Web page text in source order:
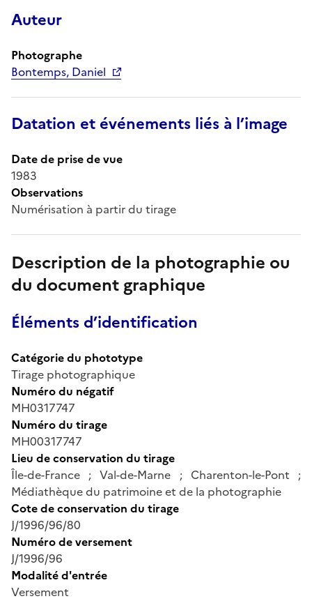
Auteur
Photographe
Bontemps, Daniel
Datation et événements liés à l’image
Date de prise de vue
1983
Observations
Numérisation à partir du tirage
Description de la photographie ou
du document graphique
Éléments d’identification
Catégorie du phototype
Tirage photographique
Numéro du négatif
MH0317747
Numéro du tirage
MH00317747
Lieu de conservation du tirage
Île-de-France ; Val-de-Marne ; Charenton-le-Pont ;
Médiathèque du patrimoine et de la photographie
Cote de conservation du tirage
J/1996/96/80
Numéro de versement
J/1996/96
Modalité d'entrée
Versement